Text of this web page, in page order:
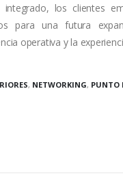
los clientes
para una futura
operativa y la
, NETWORKING, PUNTO